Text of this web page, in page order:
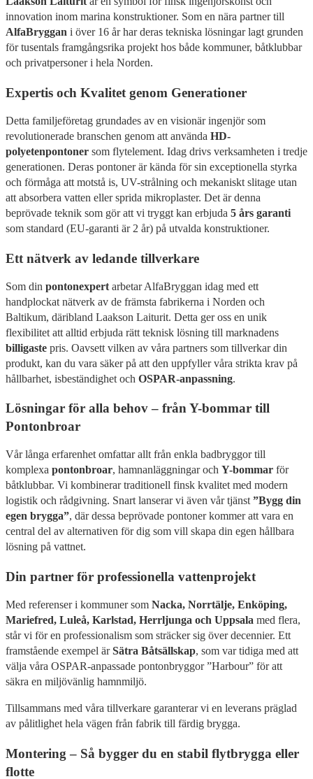
innovation inom marina konstruktioner. Som en nära partner till
AlfaBryggan i över 16 år har deras tekniska lösningar lagt grunden
för tusentals framgångsrika projekt hos både kommuner, båtklubbar
och privatpersoner i hela Norden.
Expertis och Kvalitet genom Generationer
Detta familjeföretag grundades av en visionär ingenjör som
revolutionerade branschen genom att använda HD-
polyetenpontoner som flytelement. Idag drivs verksamheten i tredje
generationen. Deras pontoner är kända för sin exceptionella styrka
och förmåga att motstå is, UV-strålning och mekaniskt slitage utan
att absorbera vatten eller sprida mikroplaster. Det är denna
beprövade teknik som gör att vi tryggt kan erbjuda 5 års garanti
som standard (EU-garanti är 2 år) på utvalda konstruktioner.
Ett nätverk av ledande tillverkare
Som din pontonexpert arbetar AlfaBryggan idag med ett
handplockat nätverk av de främsta fabrikerna i Norden och
Baltikum, däribland Laakson Laiturit. Detta ger oss en unik
flexibilitet att alltid erbjuda rätt teknisk lösning till marknadens
billigaste pris. Oavsett vilken av våra partners som tillverkar din
produkt, kan du vara säker på att den uppfyller våra strikta krav på
hållbarhet, isbeständighet och OSPAR-anpassning.
Lösningar för alla behov – från Y-bommar till
Pontonbroar
Vår långa erfarenhet omfattar allt från enkla badbryggor till
komplexa pontonbroar, hamnanläggningar och Y-bommar för
båtklubbar. Vi kombinerar traditionell finsk kvalitet med modern
logistik och rådgivning. Snart lanserar vi även vår tjänst”Bygg din
egen brygga”, där dessa beprövade pontoner kommer att vara en
central del av alternativen för dig som vill skapa din egen hållbara
lösning på vattnet.
Din partner för professionella vattenprojekt
Med referenser i kommuner som Nacka, Norrtälje, Enköping,
Mariefred, Luleå, Karlstad, Herrljunga och Uppsala med flera,
står vi för en professionalism som sträcker sig över decennier. Ett
framstående exempel ärSätra Båtsällskap, som var tidiga med att
välja våra OSPAR-anpassade pontonbryggor ”Harbour” för att
säkra en miljövänlig hamnmiljö.
Tillsammans med våra tillverkare garanterar vi en leverans präglad
av pålitlighet hela vägen från fabrik till färdig brygga.
Montering – Så bygger du en stabil flytbrygga eller
flotte